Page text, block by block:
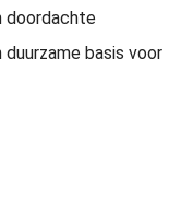
doordachte
basis voor